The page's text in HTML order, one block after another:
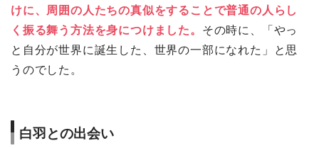
けに、周囲の人たちの真似をすることで普通の人らし
く振る舞う方法を身につけました。 その時に、「やっ
と自分が世界に誕生した、世界の一部になれた」と思
うのでした。
白羽との出会い